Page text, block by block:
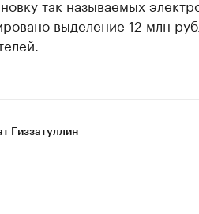
так называемых
выделение 12 млн
Гиззатуллин